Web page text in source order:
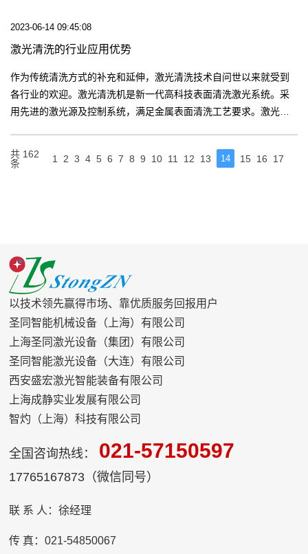
2023-06-14 09:45:08
激光清洗的行业应用优势
作为传统清洗方式的补充和延伸，激光清洗技术自问世以来就受到
各行业的欢迎。激光清洗机是新一代高科技表面清洗激光系统。采
用先进的激光源及控制系统，满足金属表面清洗工艺要求。激光清
共 162
条
1 2 3 4 5 6 7 8 9 10 11 12 13 14 15 16 17
以技术领先赢得市场、靠优质服务回报用户
圣同智能机械设备（上海）有限公司
上海圣同激光设备（集团）有限公司
圣同智能激光设备（大连）有限公司
西安盛宏激光智能装备有限公司
上海成静实业发展有限公司
智灼（上海）科技有限公司
全国咨询热线： 021-57150597
17765167873（微信同号）
联 系 人：徐经理
传 真：021-54850067